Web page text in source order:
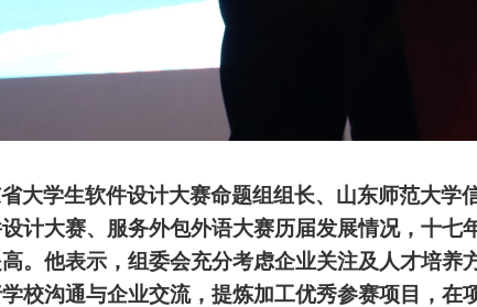
大学生软件设计大赛命题组组长、山东师范大学
计大赛、服务外包外语大赛历届发展情况，十
。他表示，组委会充分考虑企业关注及人才培
校沟通与企业交流，提炼加工优秀参赛项目，在